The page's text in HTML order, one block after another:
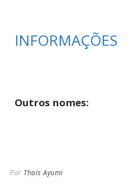
INFORMAÇÕES
Outros nomes:
Por Thais Ayumi